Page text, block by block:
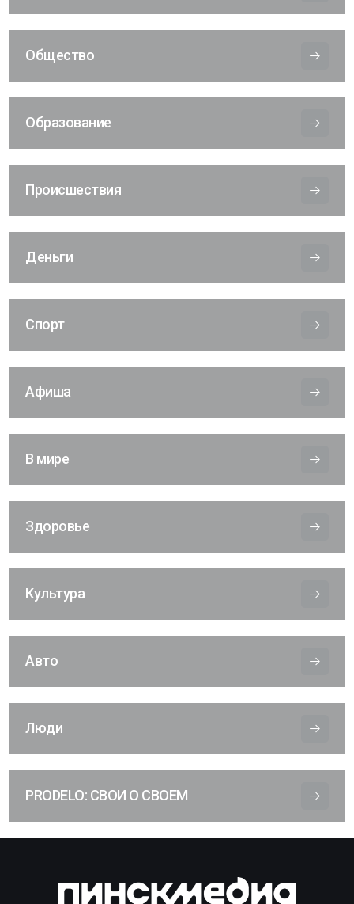
Общество
Образование
Происшествия
Деньги
Спорт
Афиша
В мире
Здоровье
Культура
Авто
Люди
PRODELO: СВОИ О СВОЕМ